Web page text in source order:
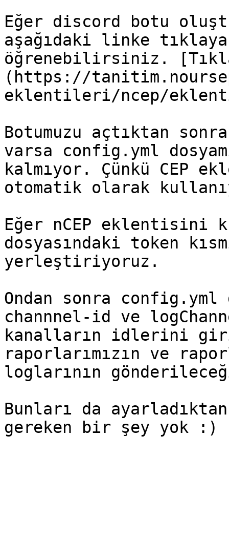
Eğer discord botu
aşağıdaki linke
öğrenebilirsiniz.
(https://
eklentileri/ncep/
Botumuzu açtıktan sonra
varsa config.yml
kalmıyor. Çünkü CEP
otomatik olarak
Eğer nCEP eklentisini
dosyasındaki token
yerleştiriyoruz.
Ondan sonra config.yml
channnel-id ve
kanalların idlerini
raporlarımızın ve
loglarının
Bunları da ayarladıktan